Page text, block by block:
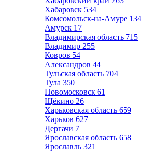
Хабаровск 534
Комсомольск-на-Амуре 134
Амурск 17
Владимирская область 715
Владимир 255
Ковров 54
Александров 44
Тульская область 704
Тула 350
Новомосковск 61
Щёкино 26
Харьковская область 659
Харьков 627
Дергачи 7
Ярославская область 658
Ярославль 321